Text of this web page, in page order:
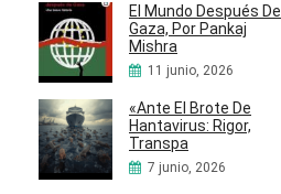
El Mundo Después De
Gaza, Por Pankaj
Mishra
11 junio, 2026
«Ante El Brote De
Hantavirus: Rigor,
Transpa
7 junio, 2026